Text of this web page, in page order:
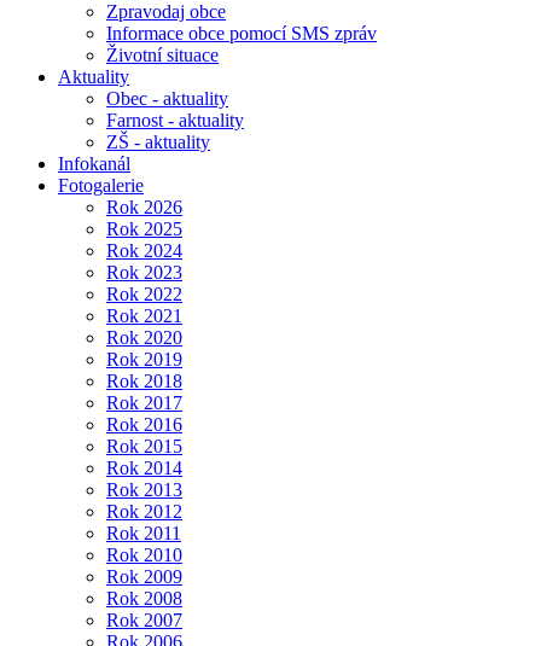
Zpravodaj obce
Informace obce pomocí SMS zpráv
Životní situace
Aktuality
Obec - aktuality
Farnost - aktuality
ZŠ - aktuality
Infokanál
Fotogalerie
Rok 2026
Rok 2025
Rok 2024
Rok 2023
Rok 2022
Rok 2021
Rok 2020
Rok 2019
Rok 2018
Rok 2017
Rok 2016
Rok 2015
Rok 2014
Rok 2013
Rok 2012
Rok 2011
Rok 2010
Rok 2009
Rok 2008
Rok 2007
Rok 2006